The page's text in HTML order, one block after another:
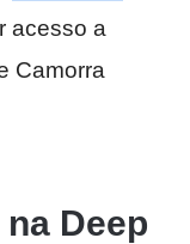
acesso a
Camorra
Deep